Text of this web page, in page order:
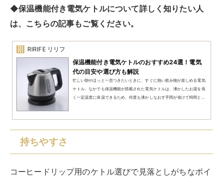
◆保温機能付き電気ケトルについて詳しく知りたい人
は、こちらの記事もご覧ください。
RIRIFE リリフ
保温機能付き電気ケトルのおすすめ24選！電気
代の目安や選び方も解説
忙しい朝やほっと一息つきたいときに、すぐに熱い飲み物が楽しめる電気
ケトル。なかでも保温機能が搭載された電気ケトルは、沸かしたお湯を長
く一定温度に保温できるため、何度も沸かしなおす手間が省けて時間と...
持ちやすさ
コーヒードリップ用のケトル選びで見落としがちなポイ